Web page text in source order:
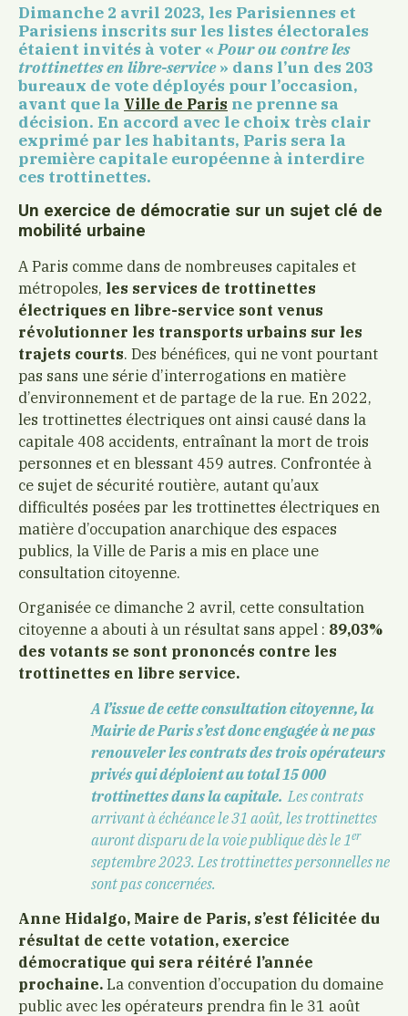
Dimanche 2 avril 2023, les Parisiennes et
Parisiens inscrits sur les listes électorales
étaient invités à voter «Pour ou contre les
trottinettes en libre-service» dans l’un des 203
bureaux de vote déployés pour l’occasion,
avant que la Ville de Paris ne prenne sa
décision. En accord avec le choix très clair
exprimé par les habitants, Paris sera la
première capitale européenne à interdire
ces trottinettes.
Un exercice de démocratie sur un sujet clé de
mobilité urbaine
A Paris comme dans de nombreuses capitales et
métropoles, les services de trottinettes
électriques en libre-service sont venus
révolutionner les transports urbains sur les
trajets courts. Des bénéfices, qui ne vont pourtant
pas sans une série d’interrogations en matière
d’environnement et de partage de la rue. En 2022,
les trottinettes électriques ont ainsi causé dans la
capitale 408 accidents, entraînant la mort de trois
personnes et en blessant 459 autres. Confrontée à
ce sujet de sécurité routière, autant qu’aux
difficultés posées par les trottinettes électriques en
matière d’occupation anarchique des espaces
publics, la Ville de Paris a mis en place une
consultation citoyenne.
Organisée ce dimanche 2 avril, cette consultation
citoyenne a abouti à un résultat sans appel : 89,03%
des votants se sont prononcés contre les
trottinettes en libre service.
A l’issue de cette consultation citoyenne, la
Mairie de Paris s’est donc engagée à ne pas
renouveler les contrats des trois opérateurs
privés qui déploient au total 15 000
trottinettes dans la capitale. Les contrats
arrivant à échéance le 31 août, les trottinettes
auront disparu de la voie publique dès le 1er
septembre 2023. Les trottinettes personnelles ne
sont pas concernées.
Anne Hidalgo, Maire de Paris, s’est félicitée du
résultat de cette votation, exercice
démocratique qui sera réitéré l’année
prochaine.La convention d’occupation du domaine
public avec les opérateurs prendra fin le 31 août